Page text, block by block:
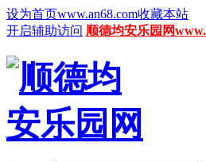
设为首页www.an68.com收藏本站
开启辅助访问 顺德均安乐园网